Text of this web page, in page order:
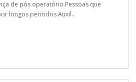
de pós operatório.Pessoas que
longos períodos.Auxil..